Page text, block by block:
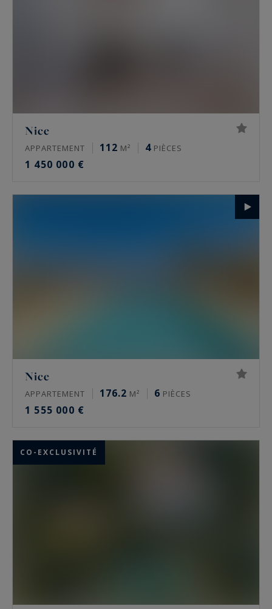
Nice
APPARTEMENT 112 M² 4 PIÈCES
1 450 000 €
Nice
APPARTEMENT 176.2 M² 6 PIÈCES
1 555 000 €
CO-EXCLUSIVITÉ